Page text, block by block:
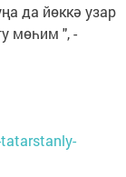
да йөккә узар
мөһим ", -